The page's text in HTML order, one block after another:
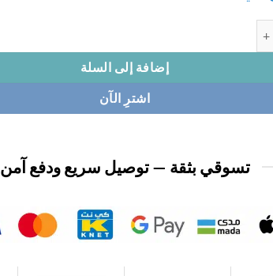
إضافة إلى السلة
اشترِ الآن
تسوقي بثقة — توصيل سريع ودفع آمن